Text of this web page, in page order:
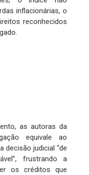
inflacionárias, o
reconhecidos
as autoras da
equivale ao
decisão judicial “de
frustrando a
os créditos que